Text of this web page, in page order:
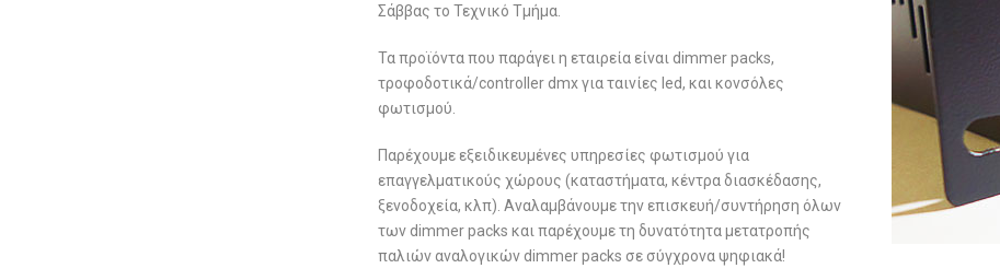
Σάββας το Τεχνικό Τμήμα.
Τα προϊόντα που παράγει η εταιρεία είναι dimmer packs,
τροφοδοτικά/controller dmx για ταινίες led, και κονσόλες
φωτισμού.
Παρέχουμε εξειδικευμένες υπηρεσίες φωτισμού για
επαγγελματικούς χώρους (καταστήματα, κέντρα διασκέδασης,
ξενοδοχεία, κλπ). Αναλαμβάνουμε την επισκευή/συντήρηση όλων
των dimmer packs και παρέχουμε τη δυνατότητα μετατροπής
παλιών αναλογικών dimmer packs σε σύγχρονα ψηφιακά!